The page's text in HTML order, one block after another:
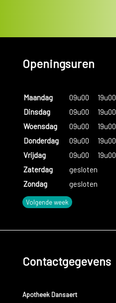
Openingsuren
Maandag 09u00
19u00
Dinsdag
09u00
19u00
Woensdag
09u00
19u00
Donderdag
09u00
19u00
Vrijdag
09u00
19u00
Zaterdag
gesloten
Zondag
gesloten
Volgende week
Contactgegevens
Apotheek Dansaert